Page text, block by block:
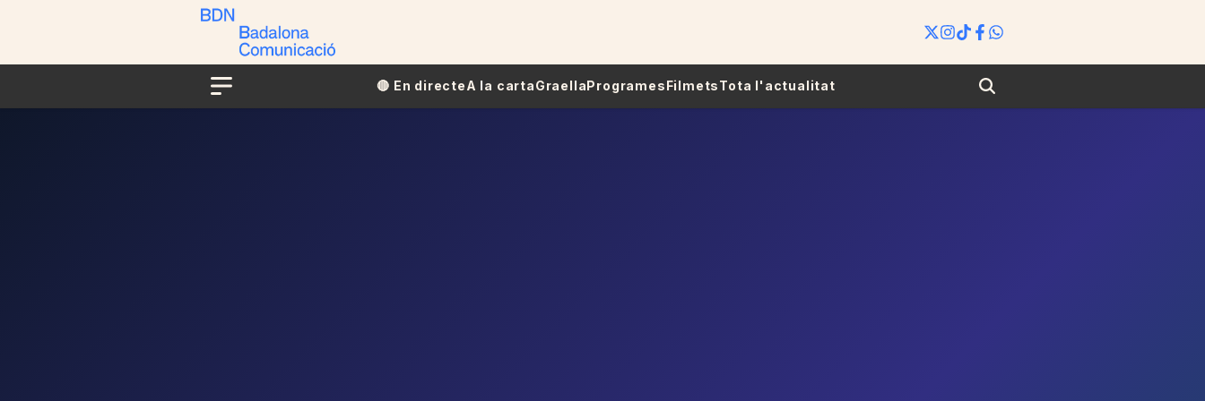
Menu
🔴​​ En directeA la cartaGraellaProgramesFilmetsTota l'actualitat Search